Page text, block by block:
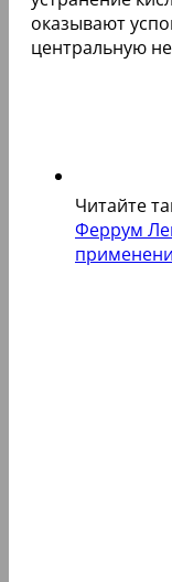
оказывают
центральную
Читайте
Феррум